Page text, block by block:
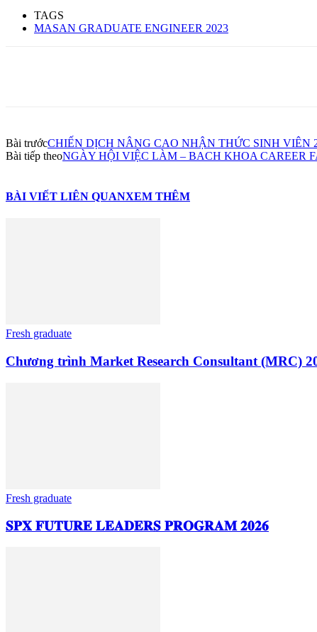
TAGS
MASAN GRADUATE ENGINEER 2023
Bài trướcCHIẾN DỊCH NÂNG CAO NHẬN THỨC SINH
Bài tiếp theoNGÀY HỘI VIỆC LÀM – BACH KHOA CAREER
BÀI VIẾT LIÊN QUANXEM THÊM
Fresh graduate
Chương trình Market Research Consultant (MRC)
Fresh graduate
𝐒𝐏𝐗 𝐅𝐔𝐓𝐔𝐑𝐄 𝐋𝐄𝐀𝐃𝐄𝐑𝐒 𝐏𝐑𝐎𝐆𝐑𝐀𝐌 𝟐𝟎𝟐𝟔